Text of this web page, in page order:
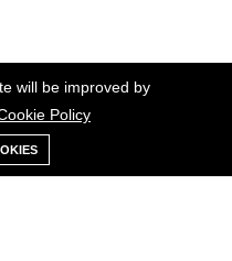
Reserved.
Danh sách
yêu thích
will be improved by
Policy